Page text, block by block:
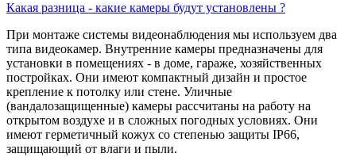
Какая разница - какие камеры будут установлены ?
При монтаже системы видеонаблюдения мы используем два
типа видеокамер. Внутренние камеры предназначены для
установки в помещениях - в доме, гараже, хозяйственных
постройках. Они имеют компактный дизайн и простое
крепление к потолку или стене. Уличные
(вандалозащищенные) камеры рассчитаны на работу на
открытом воздухе и в сложных погодных условиях. Они
имеют герметичный кожух со степенью защиты IP66,
защищающий от влаги и пыли.